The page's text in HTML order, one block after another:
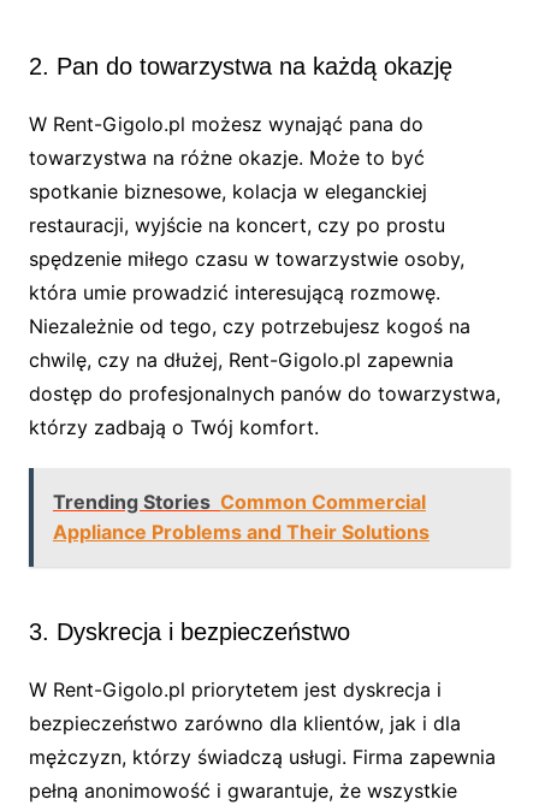
2. Pan do towarzystwa na każdą okazję
W Rent-Gigolo.pl możesz wynająć pana do
towarzystwa na różne okazje. Może to być
spotkanie biznesowe, kolacja w eleganckiej
restauracji, wyjście na koncert, czy po prostu
spędzenie miłego czasu w towarzystwie osoby,
która umie prowadzić interesującą rozmowę.
Niezależnie od tego, czy potrzebujesz kogoś na
chwilę, czy na dłużej, Rent-Gigolo.pl zapewnia
dostęp do profesjonalnych panów do towarzystwa,
którzy zadbają o Twój komfort.
Trending Stories Common Commercial
Appliance Problems and Their Solutions
3. Dyskrecja i bezpieczeństwo
W Rent-Gigolo.pl priorytetem jest dyskrecja i
bezpieczeństwo zarówno dla klientów, jak i dla
mężczyzn, którzy świadczą usługi. Firma zapewnia
pełną anonimowość i gwarantuje, że wszystkie